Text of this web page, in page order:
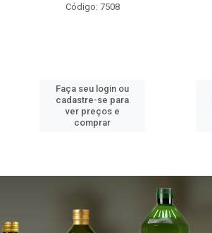
Código: 7508
Faça seu login ou
cadastre-se para
ver preços e
comprar